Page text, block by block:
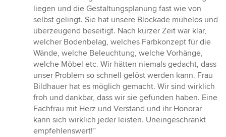
liegen und die Gestaltungsplanung fast wie von
selbst gelingt. Sie hat unsere Blockade mühelos und
überzeugend beseitigt. Nach kurzer Zeit war klar,
welcher Bodenbelag, welches Farbkonzept für die
Wände, welche Beleuchtung, welche Vorhänge,
welche Möbel etc. Wir hätten niemals gedacht, dass
unser Problem so schnell gelöst werden kann. Frau
Bildhauer hat es möglich gemacht. Wir sind wirklich
froh und dankbar, dass wir sie gefunden haben. Eine
Fachfrau mit Herz und Verstand und ihr Honorar
kann sich wirklich jeder leisten. Uneingeschränkt
empfehlenswert!”